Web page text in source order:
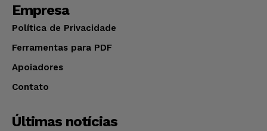
Empresa
Política de Privacidade
Ferramentas para PDF
Apoiadores
Contato
Últimas notícias